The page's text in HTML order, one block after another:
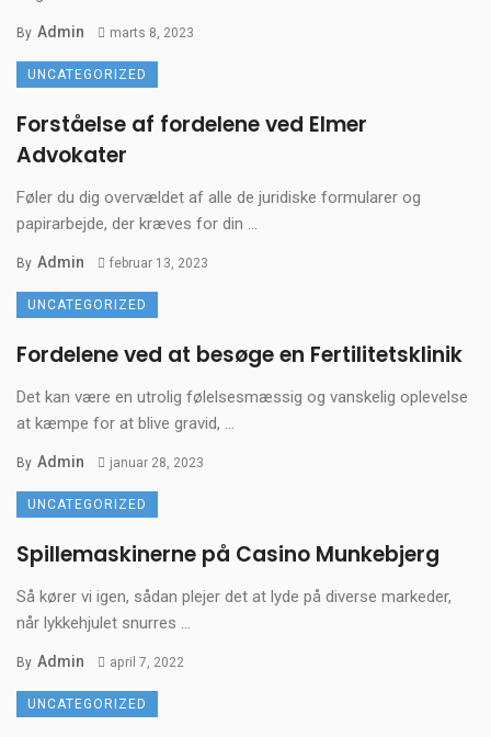
By Admin marts 8, 2023
UNCATEGORIZED
Forståelse af fordelene ved Elmer
Advokater
Føler du dig overvældet af alle de juridiske formularer og
papirarbejde, der kræves for din ...
By Admin februar 13, 2023
UNCATEGORIZED
Fordelene ved at besøge en Fertilitetsklinik
Det kan være en utrolig følelsesmæssig og vanskelig oplevelse
at kæmpe for at blive gravid, ...
By Admin januar 28, 2023
UNCATEGORIZED
Spillemaskinerne på Casino Munkebjerg
Så kører vi igen, sådan plejer det at lyde på diverse markeder,
når lykkehjulet snurres ...
By Admin april 7, 2022
UNCATEGORIZED